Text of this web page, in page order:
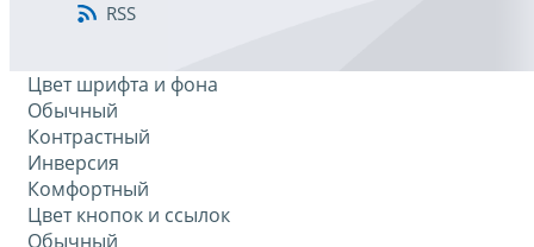
RSS
Цвет шрифта и фона
Обычный
Контрастный
Инверсия
Комфортный
Цвет кнопок и ссылок
Обычный